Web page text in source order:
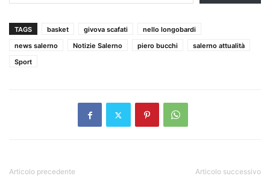
TAGS basket givova scafati
nello longobardi
news salerno
Notizie Salerno piero bucchi
salerno attualità
Sport
Articolo precedente Articolo successivo